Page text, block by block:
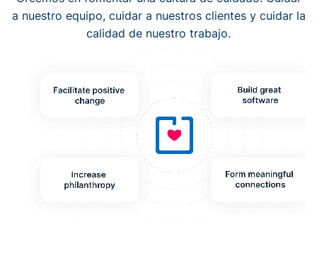
a nuestro equipo, cuidar a nuestros clientes y cuidar la
calidad de nuestro trabajo.